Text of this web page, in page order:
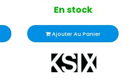
En stock
Ajouter Au Panier